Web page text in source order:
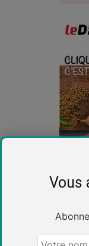
Vous